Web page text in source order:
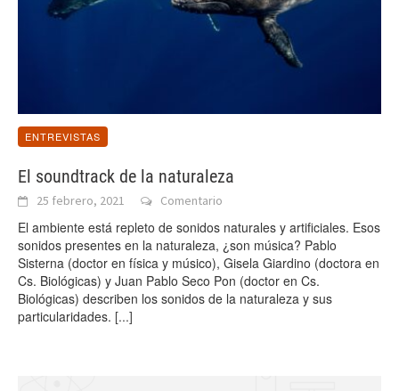
ENTREVISTAS
El soundtrack de la naturaleza
25 febrero, 2021 Comentario
El ambiente está repleto de sonidos naturales y artificiales. Esos
sonidos presentes en la naturaleza, ¿son música? Pablo
Sisterna (doctor en física y músico), Gisela Giardino (doctora en
Cs. Biológicas) y Juan Pablo Seco Pon (doctor en Cs.
Biológicas) describen los sonidos de la naturaleza y sus
particularidades. [...]